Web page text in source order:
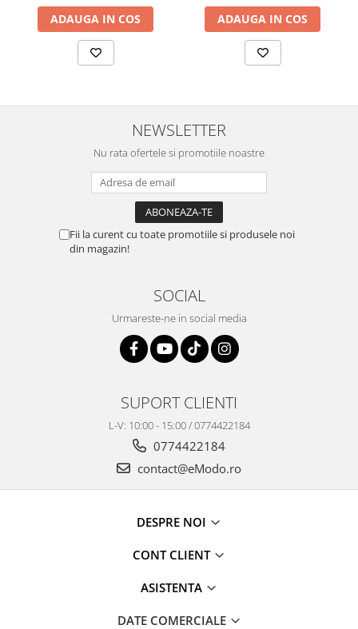
ADAUGA IN COS ADAUGA IN COS
NEWSLETTER
Nu rata ofertele si promotiile noastre
Fii la curent cu toate promotiile si produsele noi
din magazin!
SOCIAL
Urmareste-ne in social media
SUPORT CLIENTI
L-V: 10:00 - 15:00 / 0774422184
0774422184
contact@eModo.ro
DESPRE NOI
CONT CLIENT
ASISTENTA
DATE COMERCIALE